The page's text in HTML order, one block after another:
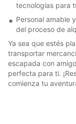
tecnologías para
Personal amable
del proceso de
Ya sea que estés
transportar
escapada con
perfecta para ti.
comienza tu